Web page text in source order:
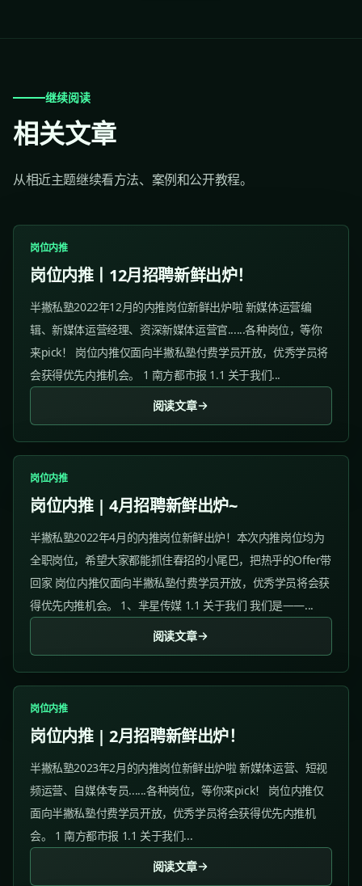
继续阅读
相关文章
从相近主题继续看方法、案例和公开教程。
岗位内推
岗位内推丨12月招聘新鲜出炉！
半撇私塾2022年12月的内推岗位新鲜出炉啦 新媒体运营编
辑、新媒体运营经理、资深新媒体运营官......各种岗位，等你
来pick！ 岗位内推仅面向半撇私塾付费学员开放，优秀学员将
会获得优先内推机会。 1 南方都市报 1.1 关于我们...
阅读文章
岗位内推
岗位内推 | 4月招聘新鲜出炉~
半撇私塾2022年4月的内推岗位新鲜出炉！本次内推岗位均为
全职岗位，希望大家都能抓住春招的小尾巴，把热乎的Offer带
回家 岗位内推仅面向半撇私塾付费学员开放，优秀学员将会获
得优先内推机会。 1、芈星传媒 1.1 关于我们 我们是——...
阅读文章
岗位内推
岗位内推 | 2月招聘新鲜出炉！
半撇私塾2023年2月的内推岗位新鲜出炉啦 新媒体运营、短视
频运营、自媒体专员......各种岗位，等你来pick！ 岗位内推仅
面向半撇私塾付费学员开放，优秀学员将会获得优先内推机
会。 1 南方都市报 1.1 关于我们...
阅读文章